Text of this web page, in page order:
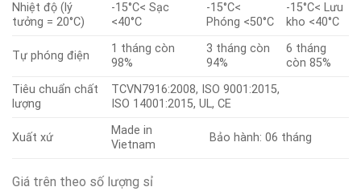
Nhiệt độ (lý
tưởng = 20°C)
-15°C< Sạc
<40°C
-15°C<
Phóng <50°C
-15°C< Lưu
kho <40°C
Tự phóng điện
1 tháng còn
98%
3 tháng còn
94%
6 tháng
còn 85%
Tiêu chuẩn chất
lượng
TCVN7916:2008, ISO 9001:2015,
ISO 14001:2015, UL, CE
Xuất xứ
Made in
Vietnam
Bảo hành: 06 tháng
Giá trên theo số lượng sỉ